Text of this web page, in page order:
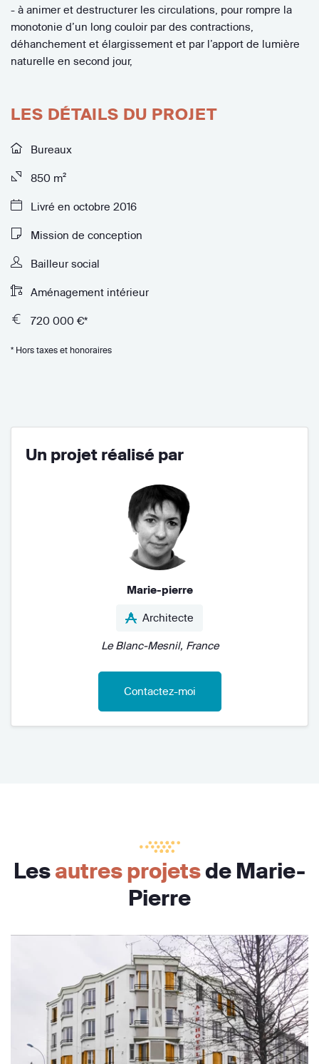
- à animer et destructurer les circulations, pour rompre la
monotonie d’un long couloir par des contractions,
déhanchement et élargissement et par l’apport de lumière
naturelle en second jour,
LES DÉTAILS DU PROJET
Bureaux
850 m²
Livré en octobre 2016
Mission de conception
Bailleur social
Aménagement intérieur
720 000 €*
* Hors taxes et honoraires
Un projet réalisé par
Marie-pierre
Architecte
Le Blanc-Mesnil, France
Contactez-moi
Lesautres projetsde Marie-
Pierre